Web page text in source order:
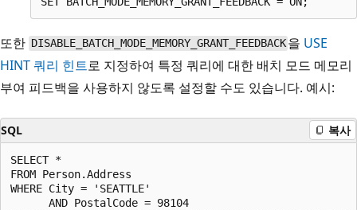
또한 DISABLE_BATCH_MODE_MEMORY_GRANT_FEEDBACK 을 USE
HINT 쿼리 힌트로 지정하여 특정 쿼리에 대한 배치 모드 메모리
부여 피드백을 사용하지 않도록 설정할 수도 있습니다. 예시:
SQL 복사
SELECT *
FROM Person.Address
WHERE City = 'SEATTLE'
      AND PostalCode = 98104